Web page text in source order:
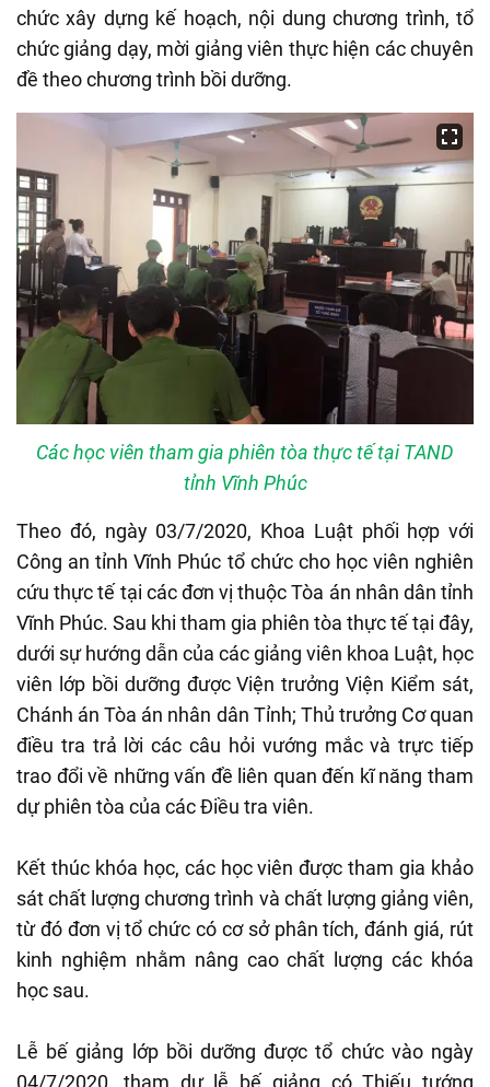
chức xây dựng kế hoạch, nội dung chương trình, tổ
chức giảng dạy, mời giảng viên thực hiện các chuyên
đề theo chương trình bồi dưỡng.
Các học viên tham gia phiên tòa thực tế tại TAND
tỉnh Vĩnh Phúc
Theo đó, ngày 03/7/2020, Khoa Luật phối hợp với
Công an tỉnh Vĩnh Phúc tổ chức cho học viên nghiên
cứu thực tế tại các đơn vị thuộc Tòa án nhân dân tỉnh
Vĩnh Phúc. Sau khi tham gia phiên tòa thực tế tại đây,
dưới sự hướng dẫn của các giảng viên khoa Luật, học
viên lớp bồi dưỡng được Viện trưởng Viện Kiểm sát,
Chánh án Tòa án nhân dân Tỉnh; Thủ trưởng Cơ quan
điều tra trả lời các câu hỏi vướng mắc và trực tiếp
trao đổi về những vấn đề liên quan đến kĩ năng tham
dự phiên tòa của các Điều tra viên.
Kết thúc khóa học, các học viên được tham gia khảo
sát chất lượng chương trình và chất lượng giảng viên,
từ đó đơn vị tổ chức có cơ sở phân tích, đánh giá, rút
kinh nghiệm nhằm nâng cao chất lượng các khóa
học sau.
Lễ bế giảng lớp bồi dưỡng được tổ chức vào ngày
04/7/2020, tham dự lễ bế giảng có Thiếu tướng